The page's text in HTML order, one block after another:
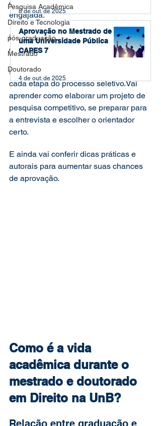
Pesquisa Acadêmica
Direito e Tecnologia
pós-graduação
Mestrado
Doutorado
crítica, inovadora e socialmente
engajada.
Mas como ingressar nesse seleto
grupo?
Neste guia completo, você vai entender
cada etapa do processo seletivo.Vai
aprender como elaborar um projeto de
pesquisa competitivo, se preparar para
a entrevista e escolher o orientador
certo.
E ainda vai conferir dicas práticas e
autorais para aumentar suas chances
de aprovação.
Como é a vida
acadêmica durante o
mestrado e doutorado
em Direito na UnB?
Relação entre graduação e
8 de out. de 2025
Aprovação no Mestrado de
uma Universidade Pública
CAPES 7
4 de out. de 2025